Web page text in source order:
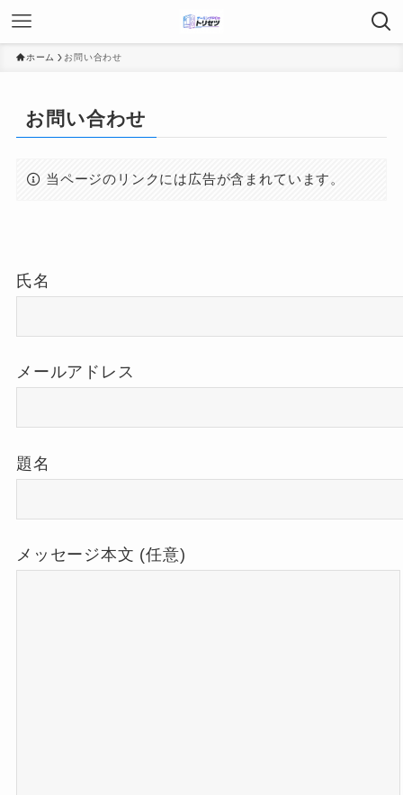
ホーム お問い合わせ
お問い合わせ
当ページのリンクには広告が含まれています。
氏名
メールアドレス
題名
メッセージ本文 (任意)